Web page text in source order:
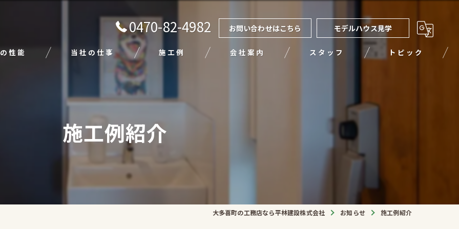
0470-82-4982 お問い合わせはこちら モデルハウス見学
性能 当社の仕事
エクステリア
平屋
施工例 会社案内 スタッフ トピック
施工例紹介
大多喜町の工務店なら平林建設株式会社 お知らせ 施工例紹介